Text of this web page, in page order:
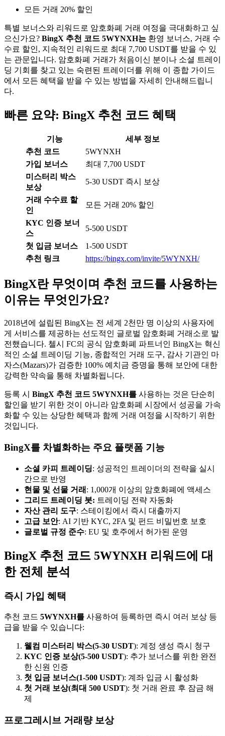
모든 거래 20% 할인
특별 보너스와 리워드로 암호화폐 거래 여정을 극대화하고 싶
으신가요? BingX 추천 코드 5WYNXH는 환영 보너스, 거래 수
수료 할인, 지속적인 리워드로 최대 7,700 USDT를 받을 수 있
는 관문입니다. 암호화폐 거래가 처음이신 분이나 소셜 트레이
딩 기회를 찾고 있는 숙련된 트레이더를 위해 이 종합 가이드
에서 모든 혜택을 받을 수 있는 방법을 자세히 안내해드립니
다.
빠른 요약: BingX 추천 코드 혜택
기능
세부 정보
추천 코드
5WYNXH
가입 보너스
최대 7,700 USDT
미스터리 박스
보상
5-30 USDT 즉시 보상
거래 수수료 할
인
모든 거래 20% 할인
KYC 인증 보너
스
5-500 USDT
첫 입금 보너스
1-500 USDT
추천 링크
https://bingx.com/invite/5WYNXH/
BingX란 무엇이며 추천 코드를 사용하는
이유는 무엇인가요?
2018년에 설립된 BingX는 전 세계 2천만 명 이상의 사용자에
게 서비스를 제공하는 선도적인 글로벌 암호화폐 거래소로 발
전했습니다. 첼시 FC의 공식 암호화폐 파트너인 BingX는 혁신
적인 소셜 트레이딩 기능, 종합적인 거래 도구, 감사 기관인 마
자스(Mazars)가 검증한 100% 예치금 증명을 통해 보안에 대한
강력한 약속을 통해 차별화됩니다.
등록 시 BingX 추천 코드 5WYNXH를 사용하는 것은 단순히
할인을 받기 위한 것이 아니라 암호화폐 시장에서 성공을 가속
화할 수 있는 상당한 혜택과 함께 거래 여정을 시작하기 위한
것입니다.
BingX를 차별화하는 주요 플랫폼 기능
소셜 카피 트레이딩: 성공적인 트레이더의 전략을 실시
간으로 반영
현물 및 선물 거래 : 1,000개 이상의 암호화폐에 액세스
그리드 트레이딩 봇: 트레이딩 전략 자동화
자산 관리 도구: 스테이킹에서 즉시 대출까지
고급 보안: AI 기반 KYC, 2FA 및 펀드 비밀번호 보호
글로벌 규정 준수: EU 및 호주에서 허가된 운영
BingX 추천 코드 5WYNXH 리워드에 대
한 전체 분석
즉시 가입 혜택
추천 코드 5WYNXH를 사용하여 등록하면 즉시 여러 보상 등
급을 받을 수 있습니다:
웰컴 미스터리 박스(5-30 USDT): 계정 생성 즉시 청구
KYC 인증 보상(5-500 USDT): 추가 보너스를 위한 완전
한 신원 인증
첫 입금 보너스(1-500 USDT): 계좌 입금 시 활성화
첫 거래 보상(최대 500 USDT): 첫 거래 완료 후 잠금 해
제
프로그레시브 거래량 보상